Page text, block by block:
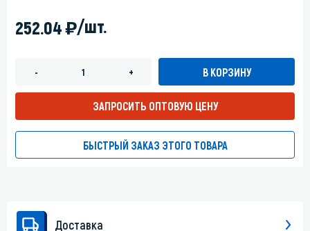
252.04)/шт.
- + В КОРЗИНУ
ЗАПРОСИТЬ ОПТОВУЮ ЦЕНУ
БЫСТРЫЙ ЗАКАЗ ЭТОГО ТОВАРА
Доставка